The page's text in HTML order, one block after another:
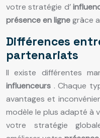
votre stratégie d’
présence en lignegrâce
Différences
partenariats
Il existe différentes
influenceurs . Chaque
avantages et
modèle le plus adapté à
votre stratégie